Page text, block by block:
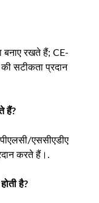
बनाए रखते हैं; CE-
सटीकता प्रदान
हैं?
एससीएडीए
करते हैं।.
है?